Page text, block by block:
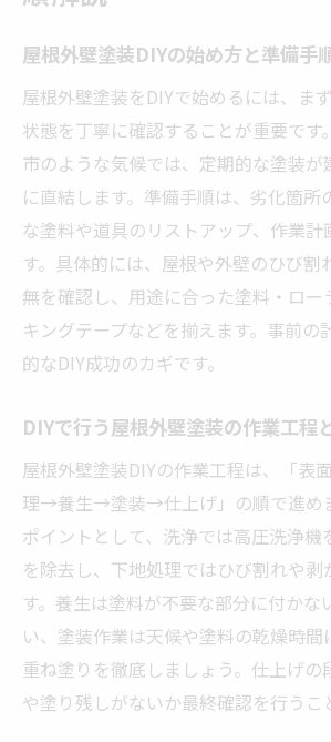
屋根外壁塗装で長持ちさせる
理方法
屋根外壁塗装DIYでの塗り替
安
屋根外壁塗装DIYで失敗し
準
プロと比較したDIY屋根外壁塗装
屋根外壁塗装DIYと専門業
底比較
DIYで屋根外壁塗装を行うメ
プロ施工とDIY屋根外壁塗
説
屋根外壁塗装DIYで注意した
業者とDIYの費用や保証の違
屋根外壁塗装DIYで納得いく
屋根外壁塗装DIYで味わえる
屋根外壁塗装DIYの始め方と準備手
屋根外壁塗装をDIYで始めるには、ま
状態を丁寧に確認することが重要です
市のような気候では、定期的な塗装が
に直結します。準備手順は、劣化箇所
な塗料や道具のリストアップ、作業計
す。具体的には、屋根や外壁のひび割
無を確認し、用途に合った塗料・ロー
キングテープなどを揃えます。事前の
的なDIY成功のカギです。
DIYで行う屋根外壁塗装の作業工程
屋根外壁塗装DIYの作業工程は、「表
理→養生→塗装→仕上げ」の順で進め
ポイントとして、洗浄では高圧洗浄機
を除去し、下地処理ではひび割れや剥
す。養生は塗料が不要な部分に付かな
い、塗装作業は天候や塗料の乾燥時間
重ね塗りを徹底しましょう。仕上げの
や塗り残しがないか最終確認を行うこ